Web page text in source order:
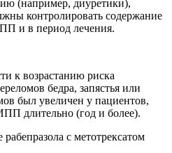
(например, диуретики),
контролировать содержание
и в период лечения.
к возрастанию риска
бедра, запястья или
был увеличен у пациентов,
длительно (год и более).
с метотрексатом